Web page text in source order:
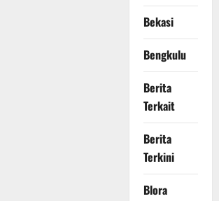
Bekasi
Bengkulu
Berita
Terkait
Berita
Terkini
Blora